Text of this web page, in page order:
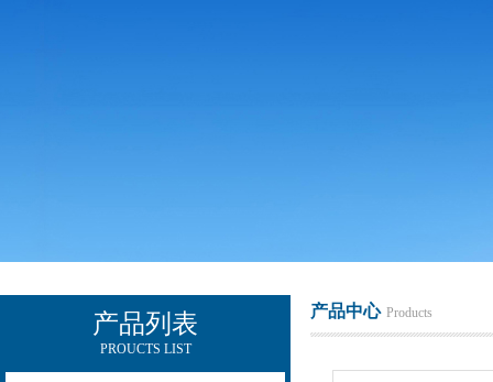
产品列表
PROUCTS LIST
产品中心 Products